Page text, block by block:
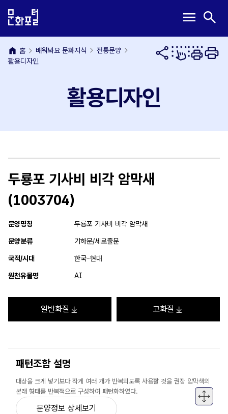
문
내
용
로
메
뉴
바
가
메
열
기
menu 검
열
기
search
home 홈 배워봐요 문화지식
전통문양
활용디자인
활용디자인
두룡포 기사비 비각 암막새
(1003704)
문양명칭 두룡포 기사비 비각 암막새
문양분류 기하문/세로줄문
국적/시대 한국-현대
원천유물명 AI
일반화질 고화질
패턴조합 설명
대상을 크게 넣기보다 작게 여러 개가 반복되도록 사용할 것을 권장 암막색의
본래 형태를 반복적으로 구성하여 패턴화하였다.
문양정보 상세보기